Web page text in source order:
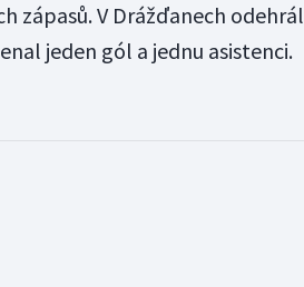
zápasů. V Drážďanech odehrál
jeden gól a jednu asistenci.